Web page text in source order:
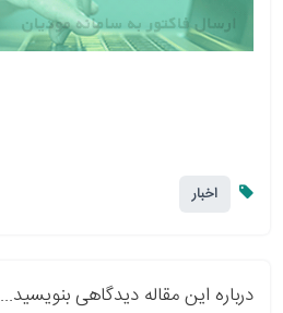
اخبار
درباره این مقاله دیدگاهی بنویسید...